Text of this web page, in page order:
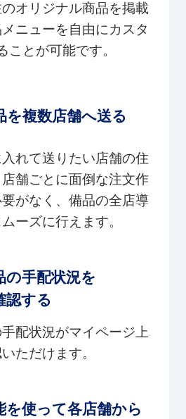
オリジナル商品を掲載
ニューを自由にカスタ
ことが可能です。
を複数店舗へ送る
れて送りたい店舗の住
舗ごとに面倒な注文作
がなく、備品の全店導
ーズに行えます。
の手配状況を
認する
配状況がマイページ上
ただけます。
を使って各店舗から